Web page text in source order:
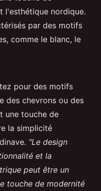
l'esthétique nordique.
par des motifs
comme le blanc, le
pour des motifs
des chevrons ou des
une touche de
la simplicité
"Le design
et la
peut être un
touche de modernité